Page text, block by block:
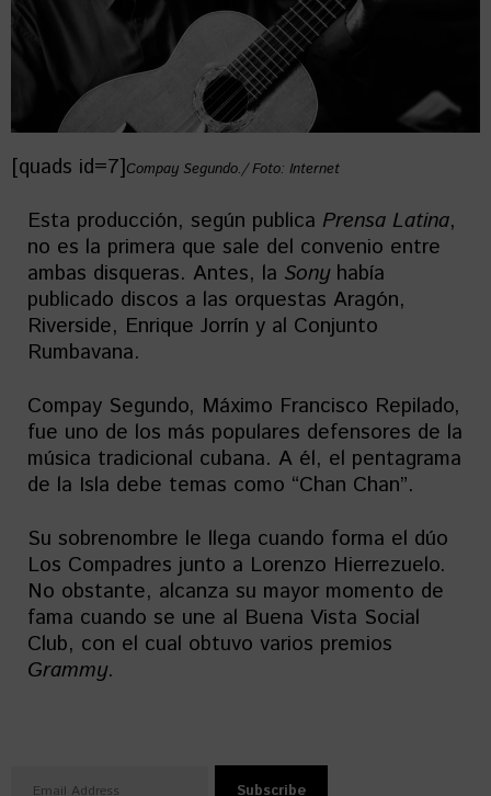
[quads id=7]Compay Segundo./ Foto: Internet
Esta producción, según publica Prensa Latina,
no es la primera que sale del convenio entre
ambas disqueras. Antes, la Sonyhabía
publicado discos a las orquestas Aragón,
Riverside, Enrique Jorrín y al Conjunto
Rumbavana.
Compay Segundo, Máximo Francisco Repilado,
fue uno de los más populares defensores de la
música tradicional cubana. A él, el pentagrama
de la Isla debe temas como “Chan Chan”.
Su sobrenombre le llega cuando forma el dúo
Los Compadres junto a Lorenzo Hierrezuelo.
No obstante, alcanza su mayor momento de
fama cuando se une al Buena Vista Social
Club, con el cual obtuvo varios premios
Grammy.